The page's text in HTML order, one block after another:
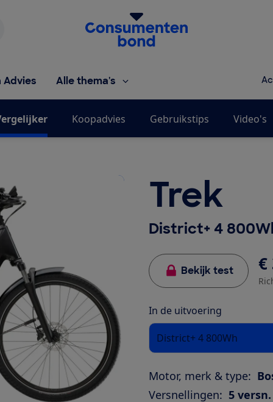
Homepage van de Consumentenbond
Advies Alle thema's
Koopadvies Gebruikstips Video's
Trek
District+ 4
Bekijk test €
In de uitvoering
District+ 4 800Wh
Motor, merk & type:
Versnellingen: 5